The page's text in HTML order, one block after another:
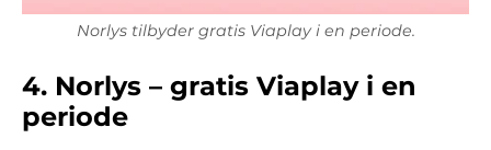
Norlys tilbyder gratis Viaplay i en periode.
4. Norlys – gratis Viaplay i en
periode